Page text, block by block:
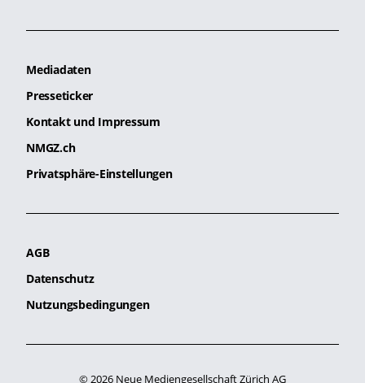
Mediadaten
Presseticker
Kontakt und Impressum
NMGZ.ch
Privatsphäre-Einstellungen
AGB
Datenschutz
Nutzungsbedingungen
© 2026 Neue Mediengesellschaft Zürich AG